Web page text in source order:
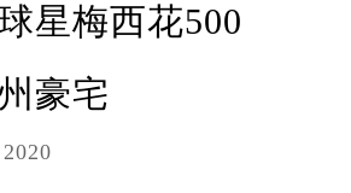
星梅西花500
豪宅
2020